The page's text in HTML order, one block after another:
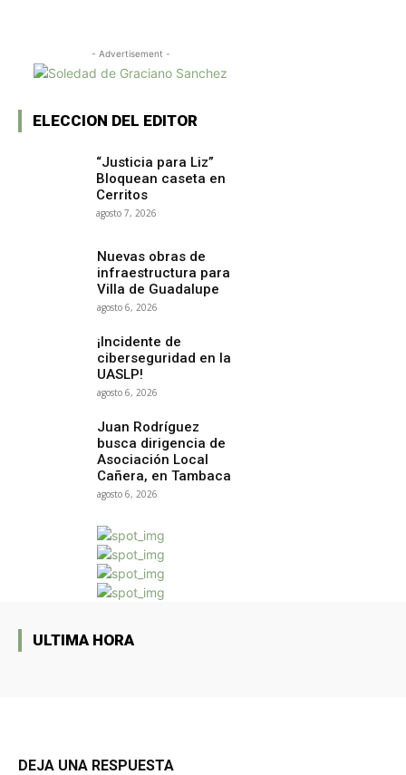
- Advertisement -
ELECCION DEL EDITOR
“Justicia para Liz”
Bloquean caseta en
Cerritos
agosto 7, 2026
Nuevas obras de
infraestructura para
Villa de Guadalupe
agosto 6, 2026
¡Incidente de
ciberseguridad en la
UASLP!
agosto 6, 2026
Juan Rodríguez
busca dirigencia de
Asociación Local
Cañera, en Tambaca
agosto 6, 2026
ULTIMA HORA
DEJA UNA RESPUESTA